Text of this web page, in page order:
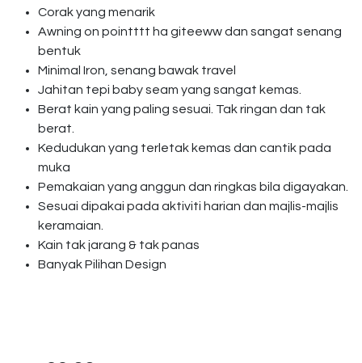
Corak yang menarik
Awning on pointttt ha giteeww dan sangat senang
bentuk
Minimal Iron, senang bawak travel
Jahitan tepi baby seam yang sangat kemas.
Berat kain yang paling sesuai. Tak ringan dan tak
berat.
Kedudukan yang terletak kemas dan cantik pada
muka
Pemakaian yang anggun dan ringkas bila digayakan.
Sesuai dipakai pada aktiviti harian dan majlis-majlis
keramaian.
Kain tak jarang & tak panas
Banyak Pilihan Design